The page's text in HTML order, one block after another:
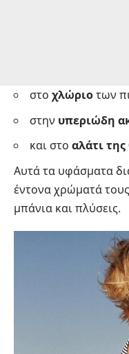
στο χλώριοτων
στην υπεριώδη
και στο αλάτι
Αυτά τα υφάσματα
έντονα χρώματά
μπάνια και πλύσεις.